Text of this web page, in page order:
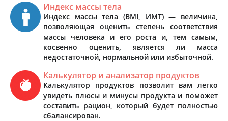
Индекс массы тела
Индекс массы тела (BMI, ИМТ) — величина,
позволяющая оценить степень соответствия
массы человека и его роста и, тем самым,
косвенно оценить, является ли масса
недостаточной, нормальной или избыточной.
Калькулятор и анализатор продуктов
Калькулятор продуктов позволит вам легко
увидеть плюсы и минусы продукта и поможет
составить рацион, который будет полностью
сбалансирован.